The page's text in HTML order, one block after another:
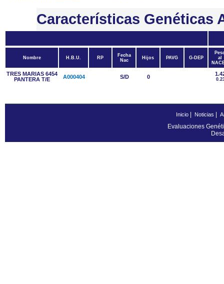
Características Genéticas
Nombre H.B.U. RP
Fecha
Nac
Hijos PAVG G-DEP
al
TRES MARIAS 6454
PANTERA T/E
A000404 S/D 0
Inicio| Noticias
Evaluaciones